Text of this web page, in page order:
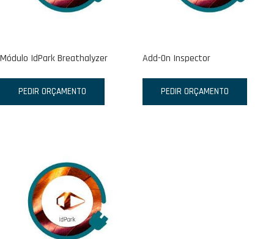
Módulo IdPark Breathalyzer
PEDIR ORÇAMENTO
Add-On Inspector
PEDIR ORÇAMENTO